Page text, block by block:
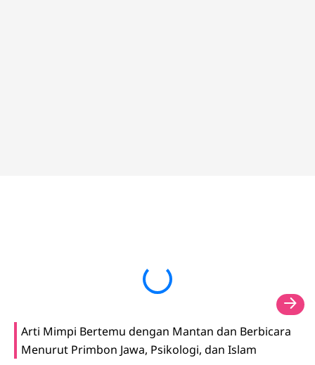
Arti Mimpi Bertemu dengan Mantan dan Berbicara
Menurut Primbon Jawa, Psikologi, dan Islam